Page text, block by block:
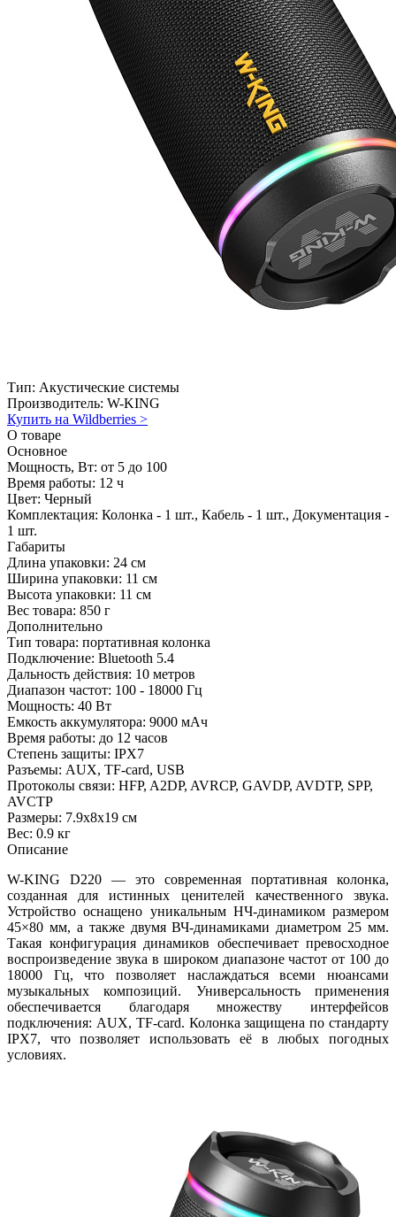
Тип: Акустические системы
Производитель: W-KING
Купить на Wildberries >
О товаре
Основное
Мощность, Вт: от 5 до 100
Время работы: 12 ч
Цвет: Черный
Комплектация: Колонка - 1 шт., Кабель - 1 шт., Документация -
1 шт.
Габариты
Длина упаковки: 24 см
Ширина упаковки: 11 см
Высота упаковки: 11 см
Вес товара: 850 г
Дополнительно
Тип товара: портативная колонка
Подключение: Bluetooth 5.4
Дальность действия: 10 метров
Диапазон частот: 100 - 18000 Гц
Мощность: 40 Вт
Емкость аккумулятора: 9000 мАч
Время работы: до 12 часов
Степень защиты: IPX7
Разъемы: AUX, TF-card, USB
Протоколы связи: HFP, A2DP, AVRCP, GAVDP, AVDTP, SPP,
AVCTP
Размеры: 7.9x8x19 см
Вес: 0.9 кг
Описание
W-KING D220 — это современная портативная колонка,
созданная для истинных ценителей качественного звука.
Устройство оснащено уникальным НЧ-динамиком размером
45×80 мм, а также двумя ВЧ-динамиками диаметром 25 мм.
Такая конфигурация динамиков обеспечивает превосходное
воспроизведение звука в широком диапазоне частот от 100 до
18000 Гц, что позволяет наслаждаться всеми нюансами
музыкальных композиций. Универсальность применения
обеспечивается благодаря множеству интерфейсов
подключения: AUX, TF-card. Колонка защищена по стандарту
IPX7, что позволяет использовать её в любых погодных
условиях.